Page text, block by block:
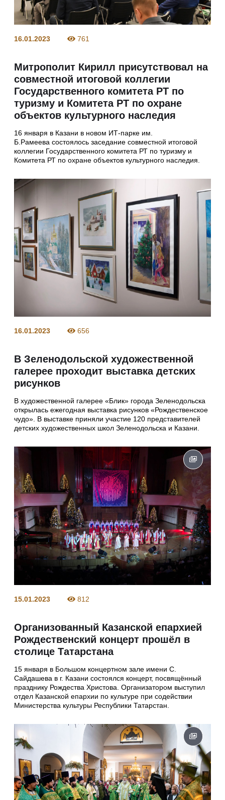
16.01.2023 761
Митрополит Кирилл присутствовал на
совместной итоговой коллегии
Государственного комитета РТ по
туризму и Комитета РТ по охране
объектов культурного наследия
16 января в Казани в новом ИТ-парке им.
Б.Рамеева состоялось заседание совместной итоговой
коллегии Государственного комитета РТ по туризму и
Комитета РТ по охране объектов культурного наследия.
16.01.2023 656
В Зеленодольской художественной
галерее проходит выставка детских
рисунков
В художественной галерее «Блик» города Зеленодольска
открылась ежегодная выставка рисунков «Рождественское
чудо». В выставке приняли участие 120 представителей
детских художественных школ Зеленодольска и Казани.
15.01.2023 812
Организованный Казанской епархией
Рождественский концерт прошёл в
столице Татарстана
15 января в Большом концертном зале имени С.
Сайдашева в г. Казани состоялся концерт, посвящённый
празднику Рождества Христова. Организатором выступил
отдел Казанской епархии по культуре при содействии
Министерства культуры Республики Татарстан.